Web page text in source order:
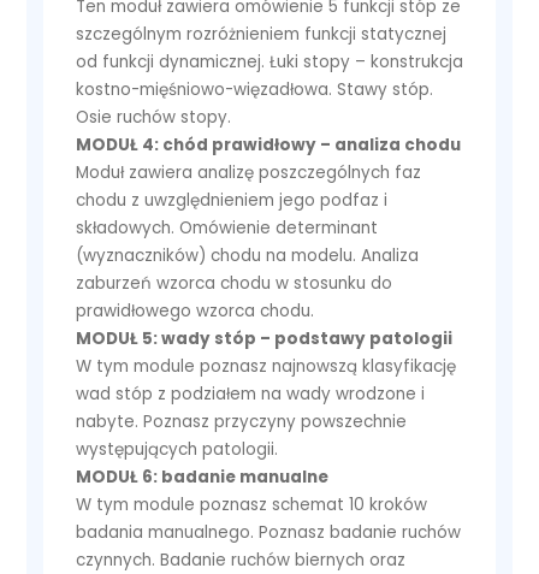
Ten moduł zawiera omówienie 5 funkcji stóp ze
szczególnym rozróżnieniem funkcji statycznej
od funkcji dynamicznej. Łuki stopy – konstrukcja
kostno-mięśniowo-więzadłowa. Stawy stóp.
Osie ruchów stopy.
MODUŁ 4: chód prawidłowy – analiza chodu
Moduł zawiera analizę poszczególnych faz
chodu z uwzględnieniem jego podfaz i
składowych. Omówienie determinant
(wyznaczników) chodu na modelu. Analiza
zaburzeń wzorca chodu w stosunku do
prawidłowego wzorca chodu.
MODUŁ 5: wady stóp – podstawy patologii
W tym module poznasz najnowszą klasyfikację
wad stóp z podziałem na wady wrodzone i
nabyte. Poznasz przyczyny powszechnie
występujących patologii.
MODUŁ 6: badanie manualne
W tym module poznasz schemat 10 kroków
badania manualnego. Poznasz badanie ruchów
czynnych. Badanie ruchów biernych oraz